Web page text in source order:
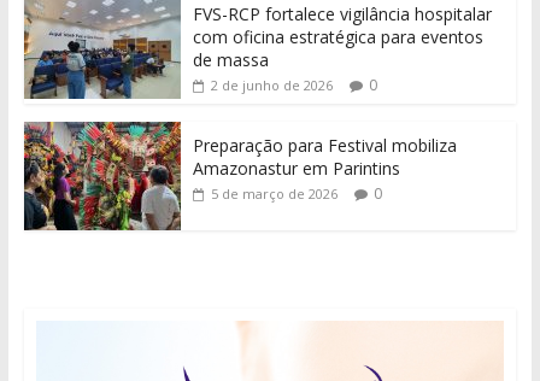
FVS-RCP fortalece vigilância hospitalar
com oficina estratégica para eventos
de massa
2 de junho de 2026 0
Preparação para Festival mobiliza
Amazonastur em Parintins
5 de março de 2026 0